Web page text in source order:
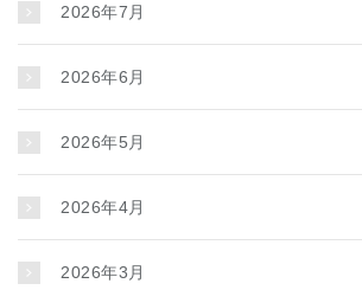
2026年7月
2026年6月
2026年5月
2026年4月
2026年3月